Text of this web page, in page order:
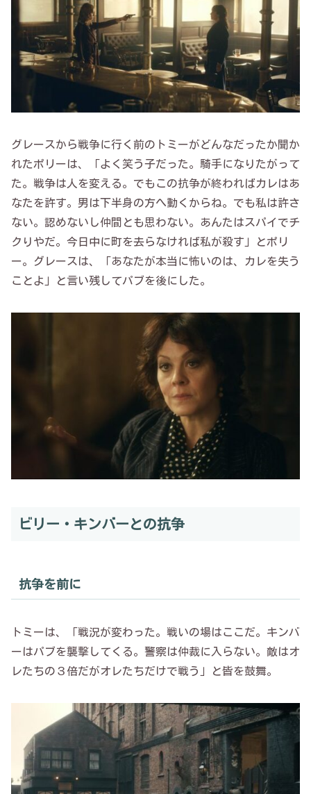
グレースから戦争に行く前のトミーがどんなだったか聞か
れたポリーは、「よく笑う子だった。騎手になりたがって
た。戦争は人を変える。でもこの抗争が終わればカレはあ
なたを許す。男は下半身の方へ動くからね。でも私は許さ
ない。認めないし仲間とも思わない。あんたはスパイでチ
クりやだ。今日中に町を去らなければ私が殺す」とポリ
ー。グレースは、「あなたが本当に怖いのは、カレを失う
ことよ」と言い残してパブを後にした。
ビリー・キンバーとの抗争
抗争を前に
トミーは、「戦況が変わった。戦いの場はここだ。キンバ
ーはパブを襲撃してくる。警察は仲裁に入らない。敵はオ
レたちの３倍だがオレたちだけで戦う」と皆を鼓舞。